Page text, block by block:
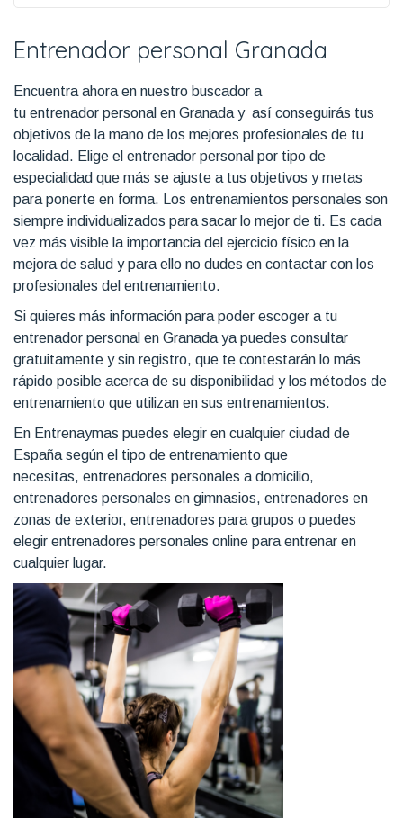
Entrenador personal Granada
Encuentra ahora en nuestro buscador a
tu entrenador personal en Granada y así conseguirás tus
objetivos de la mano de los mejores profesionales de tu
localidad. Elige el entrenador personal por tipo de
especialidad que más se ajuste a tus objetivos y metas
para ponerte en forma. Los entrenamientos personales son
siempre individualizados para sacar lo mejor de ti. Es cada
vez más visible la importancia del ejercicio físico en la
mejora de salud y para ello no dudes en contactar con los
profesionales del entrenamiento.
Si quieres más información para poder escoger a tu
entrenador personal en Granada ya puedes consultar
gratuitamente y sin registro, que te contestarán lo más
rápido posible acerca de su disponibilidad y los métodos de
entrenamiento que utilizan en sus entrenamientos.
En Entrenaymas puedes elegir en cualquier ciudad de
España según el tipo de entrenamiento que
necesitas, entrenadores personales a domicilio,
entrenadores personales en gimnasios, entrenadores en
zonas de exterior, entrenadores para grupos o puedes
elegir entrenadores personales online para entrenar en
cualquier lugar.